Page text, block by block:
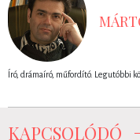
Író, drámaíró, műfordító. Legutóbbi
KAPCSOLÓDÓ